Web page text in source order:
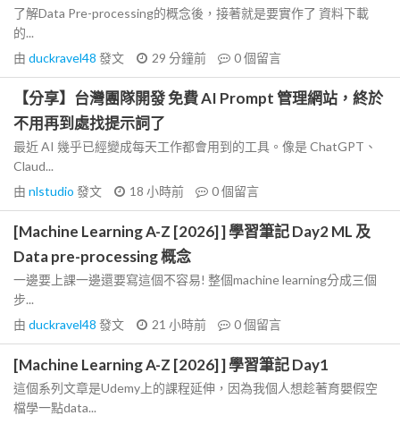
了解Data Pre-processing的概念後，接著就是要實作了 資料下載
的...
由 duckravel48 發文 29 分鐘前 0個留言
【分享】台灣團隊開發 免費 AI Prompt 管理網站，終於
不用再到處找提示詞了
最近 AI 幾乎已經變成每天工作都會用到的工具。像是 ChatGPT、
Claud...
由 nlstudio 發文 18 小時前 0個留言
[Machine Learning A-Z [2026] ] 學習筆記 Day2 ML 及
Data pre-processing 概念
一邊要上課一邊還要寫這個不容易! 整個machine learning分成三個
步...
由 duckravel48 發文 21 小時前 0個留言
[Machine Learning A-Z [2026] ] 學習筆記 Day1
這個系列文章是Udemy上的課程延伸，因為我個人想趁著育嬰假空
檔學一點data...